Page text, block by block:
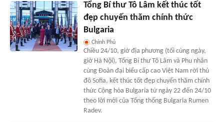
Tổng Bí thư Tô Lâm kết thúc tốt
đẹp chuyến thăm chính thức
Bulgaria
Chính Phủ
Chiều 24/10, giờ địa phương (tối cùng ngày,
giờ Hà Nội), Tổng Bí thư Tô Lâm và Phu nhân
cùng Đoàn đại biểu cấp cao Việt Nam rời thủ
đô Sofia, kết thúc tốt đẹp chuyến thăm chính
thức Cộng hòa Bulgaria từ ngày 22 đến 24/10
theo lời mời của Tổng thống Bulgaria Rumen
Radev.